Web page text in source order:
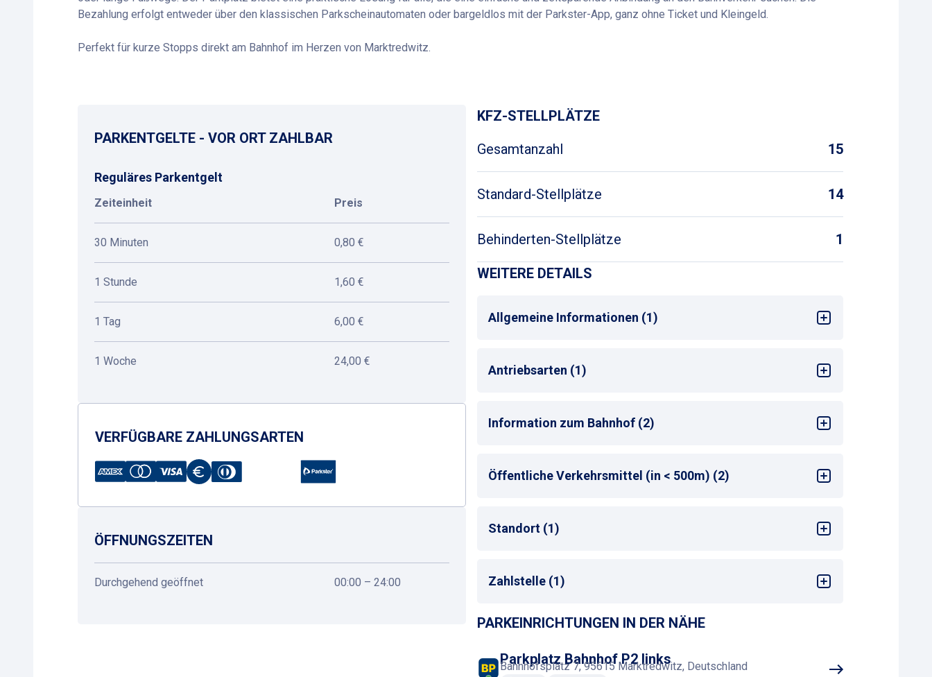
Bezahlung erfolgt entweder über den klassischen Parkscheinautomaten oder bargeldlos mit der Parkster-App, ganz ohne Ticket und Kleingeld.
Perfekt für kurze Stopps direkt am Bahnhof im Herzen von Marktredwitz.
PARKENTGELTE - VOR ORT ZAHLBAR
Reguläres Parkentgelt
Zeiteinheit Preis
30 Minuten 0,80 €
1 Stunde 1,60 €
1 Tag 6,00 €
1 Woche 24,00 €
VERFÜGBARE ZAHLUNGSARTEN
ÖFFNUNGSZEITEN
Durchgehend geöffnet 00:00 – 24:00
KFZ-STELLPLÄTZE
Gesamtanzahl
15
Standard-Stellplätze 14
Behinderten-Stellplätze 1
WEITERE DETAILS
Allgemeine Informationen (1)
Max. Parkdauer : max. 1 Woche
Antriebsarten (1)
Information zum Bahnhof (2)
Entfernung zum nächsten Bahnhofseingang : <50 m
Öffentliche Verkehrsmittel (in < 500m) (2)
Zug-Haltestelle
Taxistand
Standort (1)
Zahlstelle (1)
Parkscheinautomat
PARKEINRICHTUNGEN IN DER NÄHE
Parkplatz Bahnhof P2 links
Bahnhofsplatz 7, 95615 Marktredwitz, Deutschland